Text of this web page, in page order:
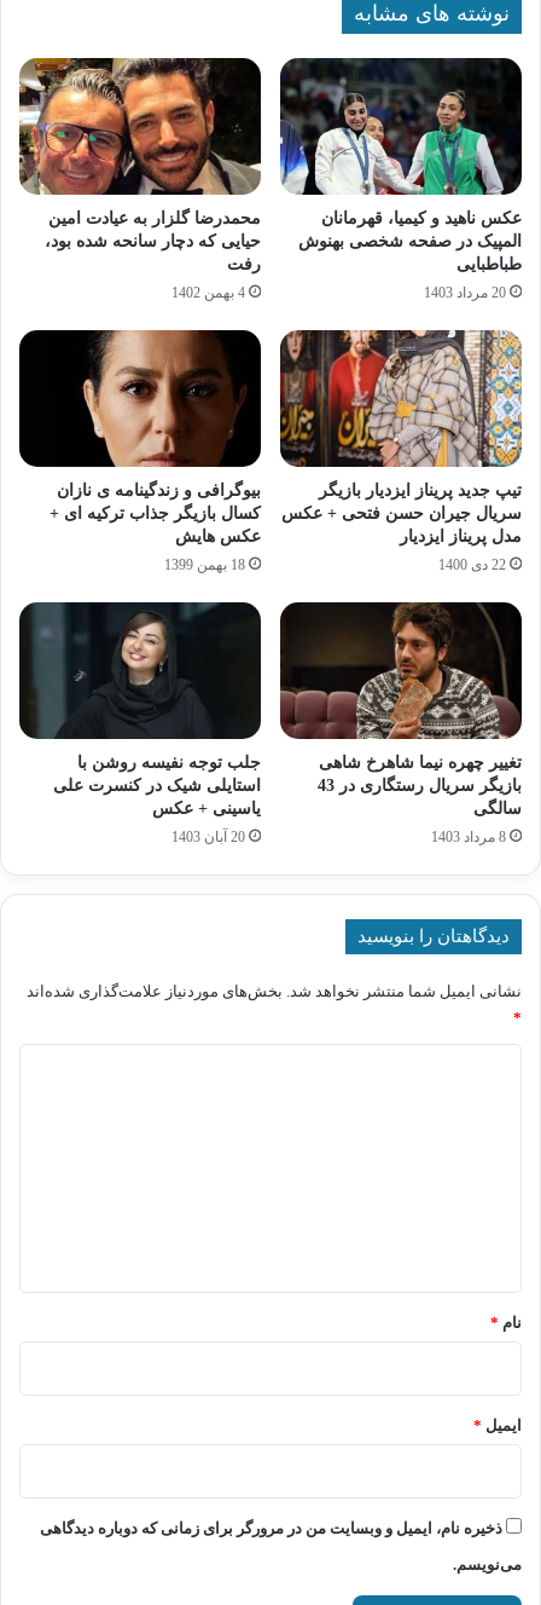
نوشته های مشابه
عکس ناهید و کیمیا، قهرمانان
المپیک در صفحه شخصی بهنوش
طباطبایی
20 مرداد 1403
محمدرضا گلزار به عیادت امین
حیایی که دچار سانحه شده بود،
رفت
4 بهمن 1402
تیپ جدید پریناز ایزدیار بازیگر
سریال جیران حسن فتحی + عکس
مدل پریناز ایزدیار
22 دی 1400
بیوگرافی و زندگینامه ی نازان
کسال بازیگر جذاب ترکیه ای +
عکس هایش
18 بهمن 1399
تغییر چهره نیما شاهرخ‌ شاهی
بازیگر سریال رستگاری در 43
سالگی
8 مرداد 1403
جلب توجه نفیسه روشن با
استایلی شیک در کنسرت علی
یاسینی + عکس
20 آبان 1403
دیدگاهتان را بنویسید
نشانی ایمیل شما منتشر نخواهد شد. بخش‌های موردنیاز علامت‌گذاری شده‌اند
*
نام *
ایمیل *
ذخیره نام، ایمیل و وبسایت من در مرورگر برای زمانی که دوباره دیدگاهی
می‌نویسم.